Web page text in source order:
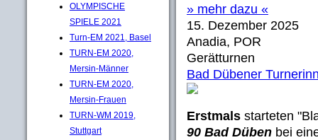
OLYMPISCHE
SPIELE 2021
Turn-EM 2021, Basel
TURN-EM 2020,
Mersin-Männer
TURN-EM 2020,
Mersin-Frauen
TURN-WM 2019,
Stuttgart
» mehr dazu «
15. Dezember 2025
Anadia, POR
Gerätturnen
Bad Dübener
Erstmals starteten
90 Bad Düben bei